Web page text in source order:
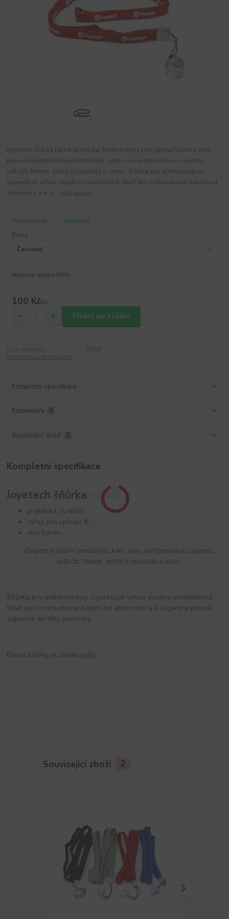
Joyetech šňůrka na krk praktická, funkční výřez pro spínací tlačítko více
barev Elegantní řešení problému, kam svou elektronickou cigaretu
odložit. Nikam, mějte ji neustále u sebe Šňůrka pro elektronickou
cigaretu je velice snadno ovladatelná. Stačí jen rozšroubovat baterii od
atomizéru a e-ci... celý popis
Dostupnost
skladem
Barva
Nejsme plátci DPH
100 Kč/ks
Přidat do košíku
Kompletní specifikace
Komentáře 0
Související zboží 2
Kompletní specifikace
Joyetech šňůrka na krk
praktická, funkční
výřez pro spínací tlačítko
více barev
Elegantní řešení problému, kam svou elektronickou cigaretu
odložit. Nikam, mějte ji neustále u sebe
Šňůrka pro elektronickou cigaretu je velice snadno ovladatelná.
Stačí jen rozšroubovat baterii od atomizéru a e-cigareta přesně
zapadne do této pomůcky.
Barvu šňůrky si zvoltevýše.
Související zboží 2